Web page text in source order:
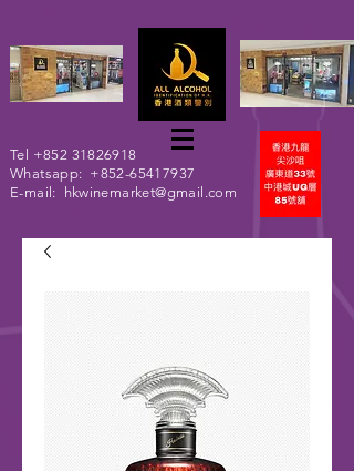
Tel +852 31826918
Whatsapp: +852-65417937
E-mail: hkwinemarket@gmail.com